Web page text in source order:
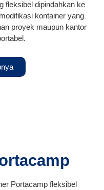
fleksibel dipindahkan ke
kontainer yang
proyek maupun kantor
Portacamp fleksibel